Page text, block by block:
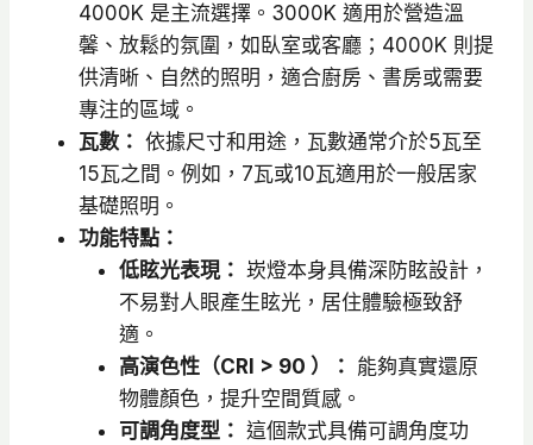
4000K 是主流選擇。3000K 適用於營造溫
馨、放鬆的氛圍，如臥室或客廳；4000K 則提
供清晰、自然的照明，適合廚房、書房或需要
專注的區域。
瓦數： 依據尺寸和用途，瓦數通常介於5瓦至
15瓦之間。例如，7瓦或10瓦適用於一般居家
基礎照明。
功能特點：
低眩光表現： 崁燈本身具備深防眩設計，
不易對人眼產生眩光，居住體驗極致舒
適。
高演色性（CRI > 90 ）： 能夠真實還原
物體顏色，提升空間質感。
可調角度型： 這個款式具備可調角度功